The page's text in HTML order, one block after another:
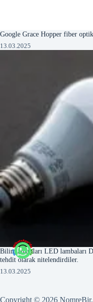
Google Grace Hopper fiber
13.03.2025
Bilim adamları LED lambaları
tehdit olarak nitelendirdiler.
13.03.2025
Copyright © 2026